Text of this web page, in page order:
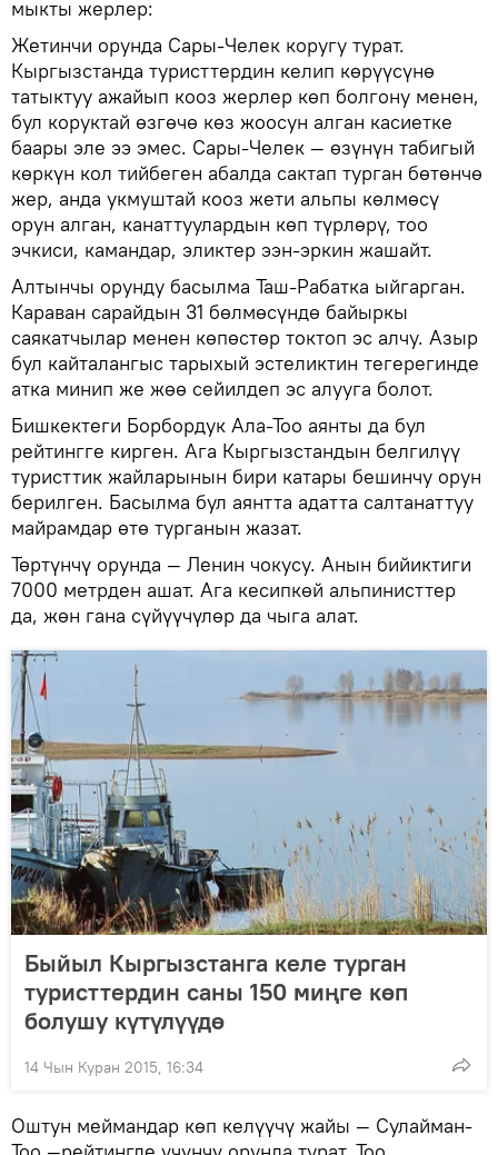
мыкты жерлер:
Жетинчи орунда Сары-Челек коругу турат.
Кыргызстанда туристтердин келип көрүүсүнө
татыктуу ажайып кооз жерлер көп болгону менен,
бул коруктай өзгөчө көз жоосун алган касиетке
баары эле ээ эмес. Сары-Челек — өзүнүн табигый
көркүн кол тийбеген абалда сактап турган бөтөнчө
жер, анда укмуштай кооз жети альпы көлмөсү
орун алган, канаттуулардын көп түрлөрү, тоо
эчкиси, камандар, эликтер ээн-эркин жашайт.
Алтынчы орунду басылма Таш-Рабатка ыйгарган.
Караван сарайдын 31 бөлмөсүндө байыркы
саякатчылар менен көпөстөр токтоп эс алчу. Азыр
бул кайталангыс тарыхый эстеликтин тегерегинде
атка минип же жөө сейилдеп эс алууга болот.
Бишкектеги Борбордук Ала-Тоо аянты да бул
рейтингге кирген. Ага Кыргызстандын белгилүү
туристтик жайларынын бири катары бешинчу орун
берилген. Басылма бул аянтта адатта салтанаттуу
майрамдар өтө турганын жазат.
Төртүнчү орунда — Ленин чокусу. Анын бийиктиги
7000 метрден ашат. Ага кесипкөй альпинисттер
да, жөн гана сүйүүчүлөр да чыга алат.
Быйыл Кыргызстанга келе турган
туристтердин саны 150 миңге көп
болушу күтүлүүдө
14 Чын Куран 2015, 16:34
Оштун меймандар көп келүүчү жайы — Сулайман-